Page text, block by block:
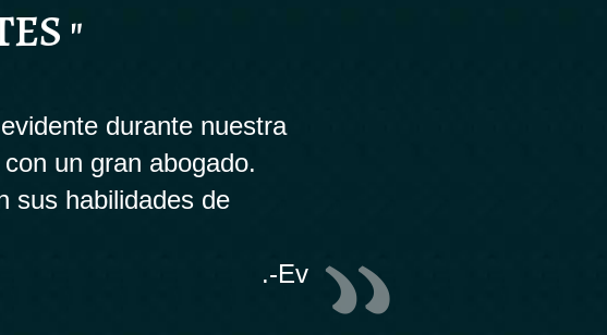
"
durante nuestra
un gran abogado.
sus habilidades de
.-Ev